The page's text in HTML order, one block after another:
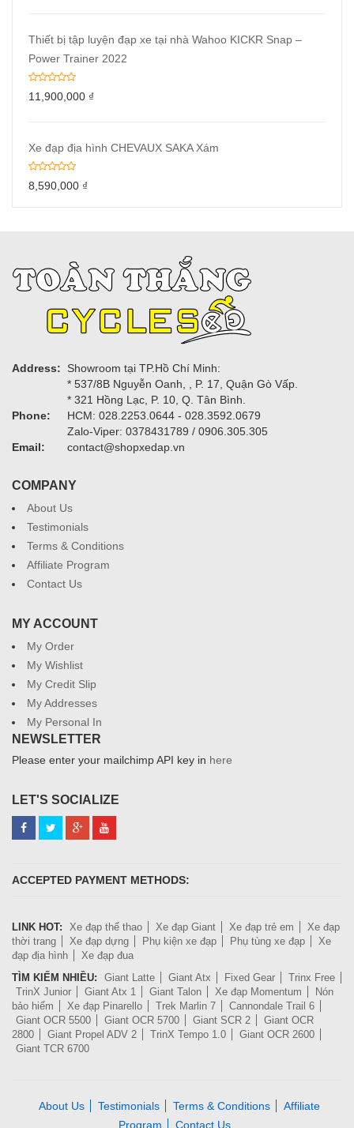
Thiết bị tập luyện đạp xe tại nhà Wahoo KICKR Snap –
Power Trainer 2022
11,900,000 ₫
Xe đạp địa hình CHEVAUX SAKA Xám
8,590,000 ₫
Address:
Showroom tại TP.Hồ Chí Minh:
* 537/8B Nguyễn Oanh, , P. 17, Quận Gò Vấp.
* 321 Hồng Lạc, P. 10, Q. Tân Bình.
Phone:
HCM: 028.2253.0644 - 028.3592.0679
Zalo-Viper: 0378431789 / 0906.305.305
Email:
contact@shopxedap.vn
COMPANY
About Us
Testimonials
Terms & Conditions
Affiliate Program
Contact Us
MY ACCOUNT
My Order
My Wishlist
My Credit Slip
My Addresses
My Personal In
NEWSLETTER
Please enter your mailchimp API key in here
LET'S SOCIALIZE
ACCEPTED PAYMENT METHODS:
LINK HOT: Xe đạp thể thao Xe đạp Giant Xe đạp trẻ em
Xe đạp
thời trang
Xe đạp dựng Phụ kiện xe đạp Phụ tùng xe đạp
Xe
đạp địa hình
Xe đạp đua
TÌM KIẾM NHIỀU:
Giant Latte Giant Atx Fixed Gear
Trinx Free
TrinX Junior
Giant Atx 1 Giant Talon Xe đạp Momentum
Nón
bảo hiểm
Xe đạp Pinarello Trek Marlin 7
Cannondale Trail 6
Giant OCR 5500
Giant OCR 5700 Giant SCR 2
Giant OCR
2800
Giant Propel ADV 2 TrinX Tempo 1.0
Giant OCR 2600
Giant TCR 6700
About Us Testimonials Terms & Conditions
Affiliate
Program
Contact Us